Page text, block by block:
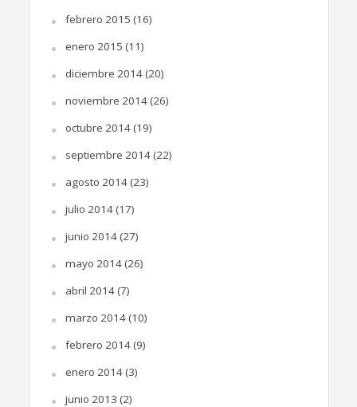
febrero 2015 (16)
enero 2015 (11)
diciembre 2014(20)
noviembre 2014(26)
octubre 2014(19)
septiembre 2014(22)
agosto 2014(23)
julio 2014(17)
junio 2014(27)
mayo 2014(26)
abril 2014(7)
marzo 2014(10)
febrero 2014(9)
enero 2014(3)
junio 2013 (2)